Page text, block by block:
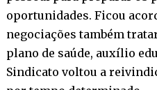
oportunidades. Ficou
negociações também
plano de saúde, auxílio
Sindicato voltou a